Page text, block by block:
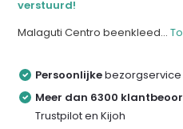
verstuurd!
Malaguti Centro beenkleed...
Persoonlijkebezorgservice
Meer dan 6300
Trustpilot en Kijoh